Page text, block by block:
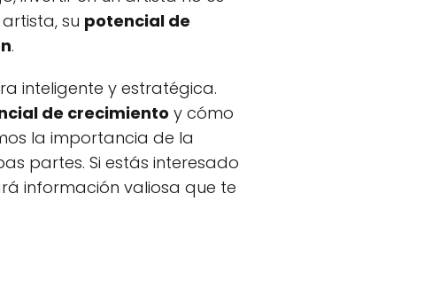
su potencial de
.
inteligente y estratégica.
de crecimiento y cómo
la importancia de la
partes. Si estás interesado
información valiosa que te